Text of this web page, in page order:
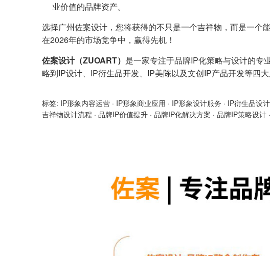
业价值的品牌资产。
选择广州佐案设计，您将获得的不只是一个吉祥物，而是一个
在2026年的市场竞争中，赢得先机！
佐案设计（ZUOART） 是一家专注于品牌IP化策略与设计的专
略到IP设计、IP衍生品开发、IP美陈以及文创IP产品开发等四
标签: IP形象内容运营 · IP形象商业应用 · IP形象设计服务 · IP衍生品设计
吉祥物设计流程 · 品牌IP价值提升 · 品牌IP化解决方案 · 品牌IP策略设计 ·